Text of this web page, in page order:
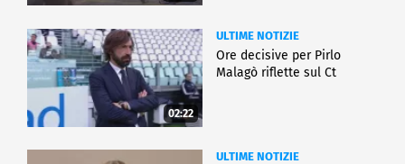
02:22
ULTIME NOTIZIE
Ore decisive per Pirlo
Malagò riflette sul Ct
ULTIME NOTIZIE